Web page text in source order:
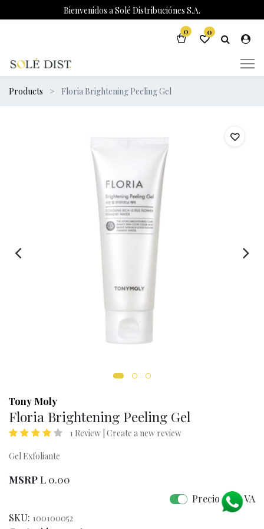
Bienvenidos a Solé Distribuciónes S.A.
0 0
Products Floria Brightening Peeling Gel
Tony Moly
Floria Brightening Peeling Gel
1 Review | Create a new review
Gel Exfoliante
MSRPL 0.00
Precio con IVA
SKU: 100100052